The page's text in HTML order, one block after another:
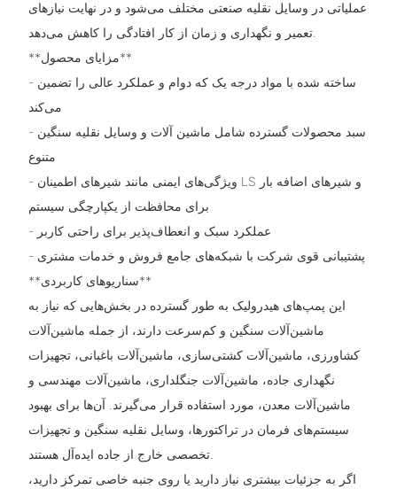
عملیاتی در وسایل نقلیه صنعتی مختلف می‌شود و در نهایت نیازهای
تعمیر و نگهداری و زمان از کار افتادگی را کاهش می‌دهد.
**مزایای محصول**
- ساخته شده با مواد درجه یک که دوام و عملکرد عالی را تضمین
می‌کند
- سبد محصولات گسترده شامل ماشین آلات و وسایل نقلیه سنگین
متنوع
- ویژگی‌های ایمنی مانند شیرهای اطمینان LS و شیرهای اضافه بار
برای محافظت از یکپارچگی سیستم
- عملکرد سبک و انعطاف‌پذیر برای راحتی کاربر
- پشتیبانی قوی شرکت با شبکه‌های جامع فروش و خدمات مشتری
**سناریوهای کاربردی**
این پمپ‌های هیدرولیک به طور گسترده در بخش‌هایی که نیاز به
ماشین‌آلات سنگین و کم‌سرعت دارند، از جمله ماشین‌آلات
کشاورزی، ماشین‌آلات کشتی‌سازی، ماشین‌آلات باغبانی، تجهیزات
نگهداری جاده، ماشین‌آلات جنگلداری، ماشین‌آلات مهندسی و
ماشین‌آلات معدن، مورد استفاده قرار می‌گیرند. آن‌ها برای بهبود
سیستم‌های فرمان در تراکتورها، وسایل نقلیه سنگین و تجهیزات
تخصصی خارج از جاده ایده‌آل هستند.
اگر به جزئیات بیشتری نیاز دارید یا روی جنبه خاصی تمرکز دارید،